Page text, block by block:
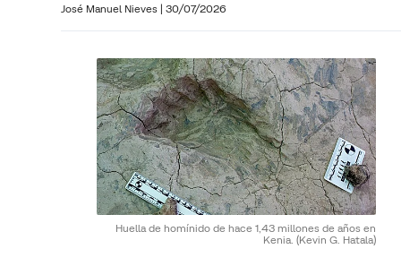
José Manuel Nieves | 30/07/2026
Huella de homínido de hace 1,43 millones de años en
Kenia. (Kevin G. Hatala)